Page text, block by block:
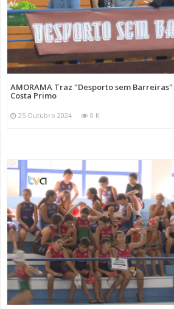
AMORAMA Traz "Desporto sem
Costa Primo
25 Outubro 2024 0 K